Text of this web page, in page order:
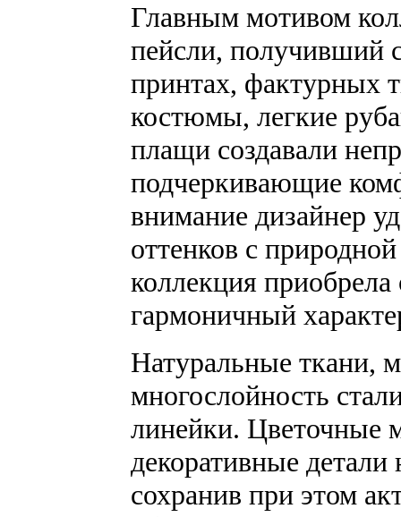
Главным мотивом
пейсли, получивший
принтах, фактурных
костюмы, легкие
плащи создавали
подчеркивающие
внимание дизайнер
оттенков с
коллекция
гармоничный
Натуральные ткани,
многослойность
линейки. Цветочные
декоративные
сохранив при этом